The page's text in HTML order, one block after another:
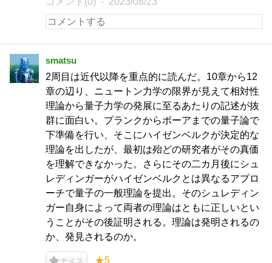
smatsu
2周目は近代以降を重点的に読んだ。10章から12
章の辺り、ニュートン力学の限界が見えて相対性
理論から量子力学の発展に至るあたりの記述が抜
群に面白い。プランクからボーアまでの量子論で
下準備を行い、そこにハイゼンベルクが決定的な
理論を出したが、最初は殆どの研究者がその真価
を理解できなかった。さらにその二カ月後にシュ
レディンガーがハイゼンベルクとは異なるアプロ
ーチで量子の一般理論を提出。そのシュレディン
ガー自身によって両者の理論はともに正しいとい
うことがその後証明される。理論は発明されるの
か、発見されるのか。
ナイス ★5